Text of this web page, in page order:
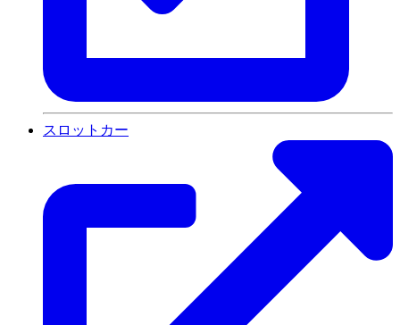
スロットカー